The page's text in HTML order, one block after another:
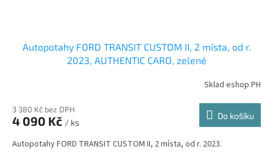
Autopotahy FORD TRANSIT CUSTOM II, 2 místa, od r.
2023, AUTHENTIC CARO, zelené
Sklad eshop PH
3 380 Kč bez DPH
4 090 Kč / ks
Do košíku
Autopotahy FORD TRANSIT CUSTOM II, 2 místa, od r. 2023.